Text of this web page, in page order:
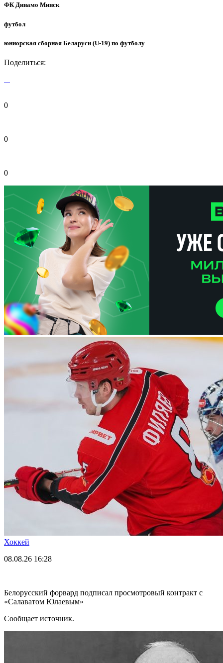
ФК Динамо Минск
футбол
юниорская сборная Беларуси (U-19) по футболу
Поделиться:
0
0
0
Хоккей
08.08.26 16:28
Белорусский форвард подписал просмотровый контракт с
«Салаватом Юлаевым»
Сообщает источник.